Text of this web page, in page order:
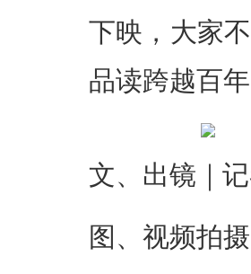
下映，大家
品读跨越百
文、出镜｜
图、视频拍